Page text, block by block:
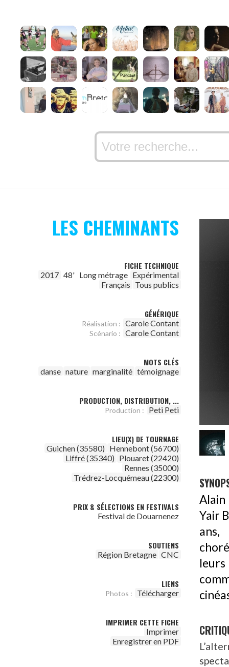
LES CHEMINANTS
FICHE TECHNIQUE
2017 48' Long métrage Expérimental
Français Tous publics
GÉNÉRIQUE
Réalisation : Carole Contant
Scénario : Carole Contant
MOTS CLÉS
danse nature marginalité témoignage
PRODUCTION, DISTRIBUTION, ...
Production : Peti Peti
LIEU(X) DE TOURNAGE
Guichen (35580) Hennebont (56700)
Liffré (35340) Plouaret (22420)
Rennes (35000)
Trédrez-Locquémeau (22300)
PRIX & SÉLECTIONS EN FESTIVALS
Festival de Douarnenez
SOUTIENS
Région Bretagne CNC
LIENS
Photos : Télécharger
IMPRIMER CETTE FICHE
Imprimer
Enregistrer en PDF
Alain
Yair